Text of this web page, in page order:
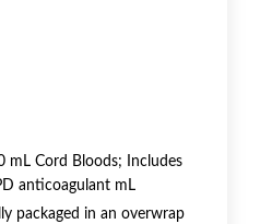
mL Cord Bloods; Includes
anticoagulant mL
packaged in an overwrap